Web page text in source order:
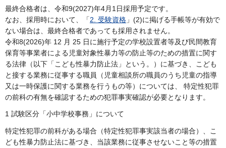
最終合格者は、令和9(2027)年4月1日採用予定です。
なお、採用時において、「2. 受験資格 」(2)に掲げる手帳等が有効で
ない場合は、最終合格者であっても採用されません。
令和8(2026)年 12 月 25 日に施行予定の学校設置者等及び民間教育
保育等事業者による児童対象性暴力等の防止等のための措置に関す
る法律（以下「こども性暴力防止法」という。）に基づき、こども
と接する業務に従事する職員（児童相談所の職員のうち児童の指導
又は一時保護に関する業務を行うもの等）については、 特定性犯罪
の前科の有無を確認するための犯罪事実確認が必要となります。
1 試験区分「小中学校事務」について
特定性犯罪の前科がある場合（特定性犯罪事実該当者の場合）、こ
ども性暴力防止法に基づき、当該業務に従事させないこと等の措置